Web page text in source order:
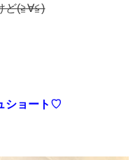
ど(≧∀≦)
ショート♡